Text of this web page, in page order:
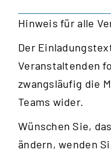
Hinweis für alle
Der
Veranstaltenden
zwangsläufig die
Teams wider.
Wünschen Sie,
ändern, wenden